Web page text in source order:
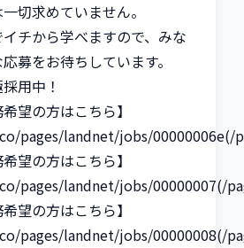
切求めていません。
チから学べますので、みな
募をお待ちしています。
用中！
望の方はこちら】
pages/landnet/jobs/00000006e(/
望の方はこちら】
pages/landnet/jobs/00000007(/
望の方はこちら】
pages/landnet/jobs/00000008(/